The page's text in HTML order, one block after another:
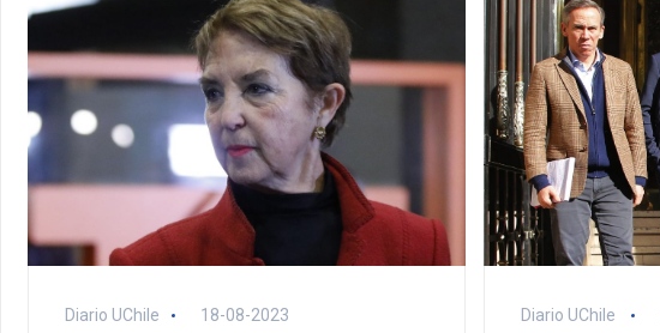
Diario UChile 18-08-2023 Diario UChile